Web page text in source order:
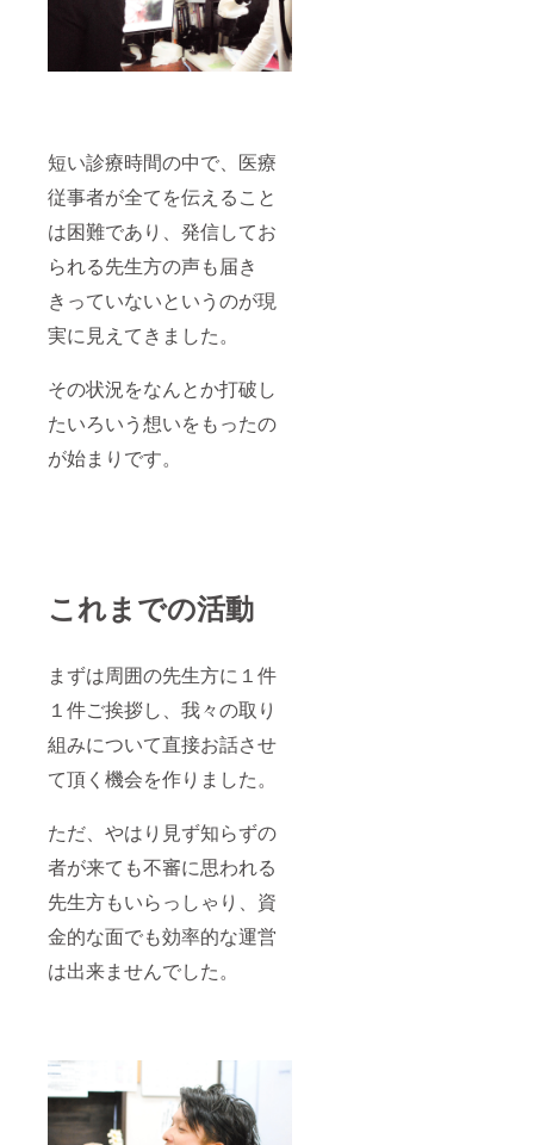
短い診療時間の中で、医療
従事者が全てを伝えること
は困難であり、発信してお
られる先生方の声も届き
きっていないというのが現
実に見えてきました。
その状況をなんとか打破し
たいろいう想いをもったの
が始まりです。
これまでの活動
まずは周囲の先生方に１件
１件ご挨拶し、我々の取り
組みについて直接お話させ
て頂く機会を作りました。
ただ、やはり見ず知らずの
者が来ても不審に思われる
先生方もいらっしゃり、資
金的な面でも効率的な運営
は出来ませんでした。